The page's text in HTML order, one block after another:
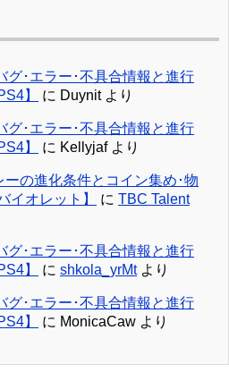
グ･エラー･不具合情報と進行
】
に Duynitより
グ･エラー･不具合情報と進行
】
に Kellyjafより
の進化条件とコイン集め･物
イオレット】
に TBC Talent
グ･エラー･不具合情報と進行
】
に shkola_yrMtより
グ･エラー･不具合情報と進行
】
に MonicaCaw より